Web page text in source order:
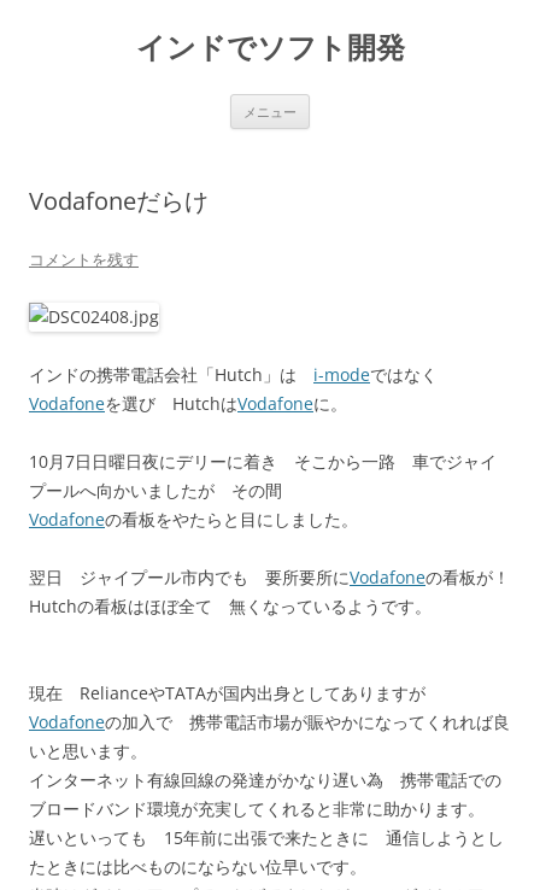
インドでソフト開発
メニュー
Vodafoneだらけ
コメントを残す
インドの携帯電話会社「Hutch」は i-modeではなく
Vodafoneを選び HutchはVodafoneに。
10月7日日曜日夜にデリーに着き そこから一路 車でジャイ
プールへ向かいましたが その間
Vodafoneの看板をやたらと目にしました。
翌日 ジャイプール市内でも 要所要所にVodafoneの看板が！
Hutchの看板はほぼ全て 無くなっているようです。
現在 RelianceやTATAが国内出身としてありますが
Vodafoneの加入で 携帯電話市場が賑やかになってくれれば良
いと思います。
インターネット有線回線の発達がかなり遅い為 携帯電話での
ブロードバンド環境が充実してくれると非常に助かります。
遅いといっても 15年前に出張で来たときに 通信しようとし
たときには比べものにならない位早いです。